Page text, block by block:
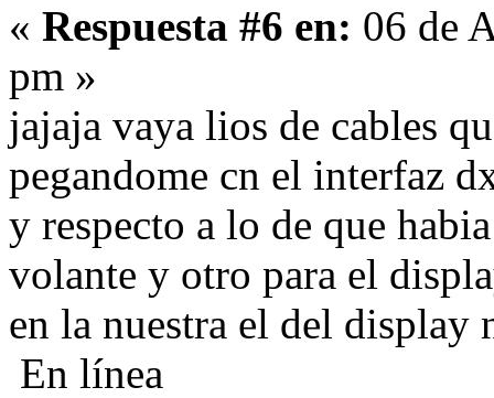
« Respuesta #6 en: 06 de
pm »
jajaja vaya lios de cables
pegandome cn el interfaz
y respecto a lo de que
volante y otro para el
en la nuestra el del display
En línea